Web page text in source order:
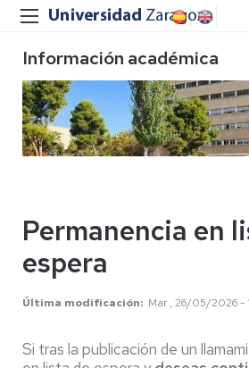
Información académica
Permanencia en
espera
Última modificación Mar , 26/05/2026 -
Si tras la publicación de un